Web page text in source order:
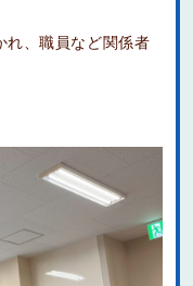
れ、職員など関係者